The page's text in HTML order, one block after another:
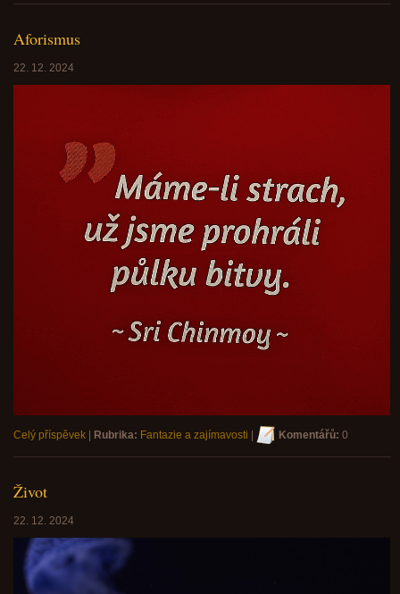
Aforismus
22. 12. 2024
Celý příspěvek | Rubrika: Fantazie a zajímavosti | Komentářů: 0
Život
22. 12. 2024